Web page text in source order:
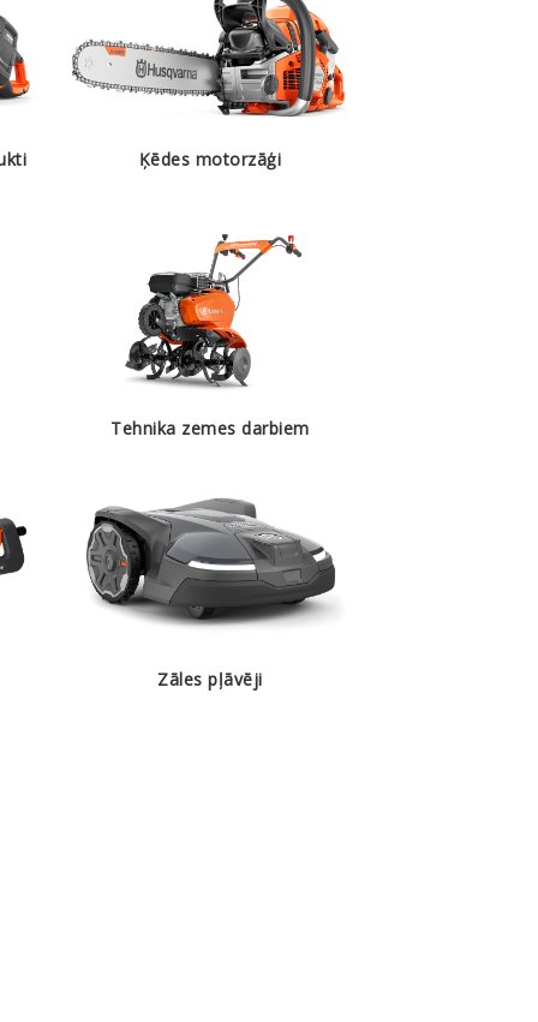
Ķēdes motorzāģi
Tehnika zemes darbiem
Zāles pļāvēji